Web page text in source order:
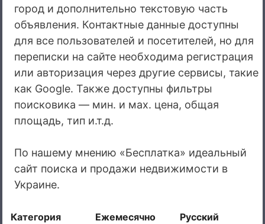
город и дополнительно текстовую часть
объявления. Контактные данные доступны
для все пользователей и посетителей, но для
переписки на сайте необходима регистрация
или авторизация через другие сервисы, такие
как Google. Также доступны фильтры
поисковика — мин. и мах. цена, общая
площадь, тип и.т.д.
По нашему мнению «Бесплатка» идеальный
сайт поиска и продажи недвижимости в
Украине.
Категория
Ежемесячно
Русский